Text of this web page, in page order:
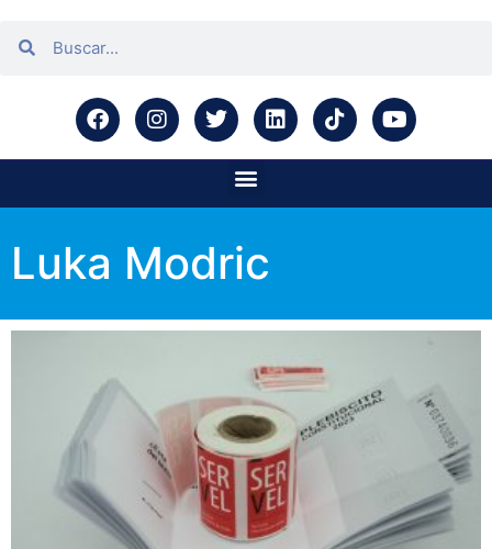
Luka Modric